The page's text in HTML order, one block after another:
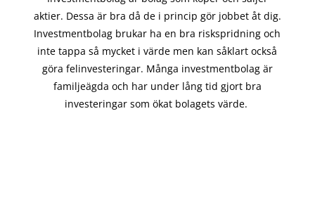
aktier. Dessa är bra då de i princip görjobbet åt dig.
Investmentbolag brukar ha en bra riskspridning och
inte tappa så mycket i värde men kan såklart också
göra felinvesteringar. Många investmentbolag är
familjeägda och har under lång tid gjort bra
investeringar som ökat bolagets värde.